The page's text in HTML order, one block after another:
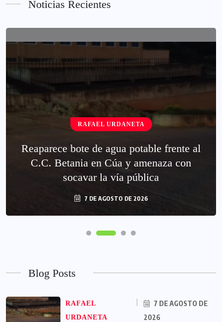
Noticias Recientes
RAFAEL URDANETA
Reaparece bote de agua potable frente al
C.C. Betania en Cúa y amenaza con
socavar la vía pública
7 DE AGOSTO DE 2026
Blog Posts
RAFAEL
URDANETA
7 DE AGOSTO DE
2026